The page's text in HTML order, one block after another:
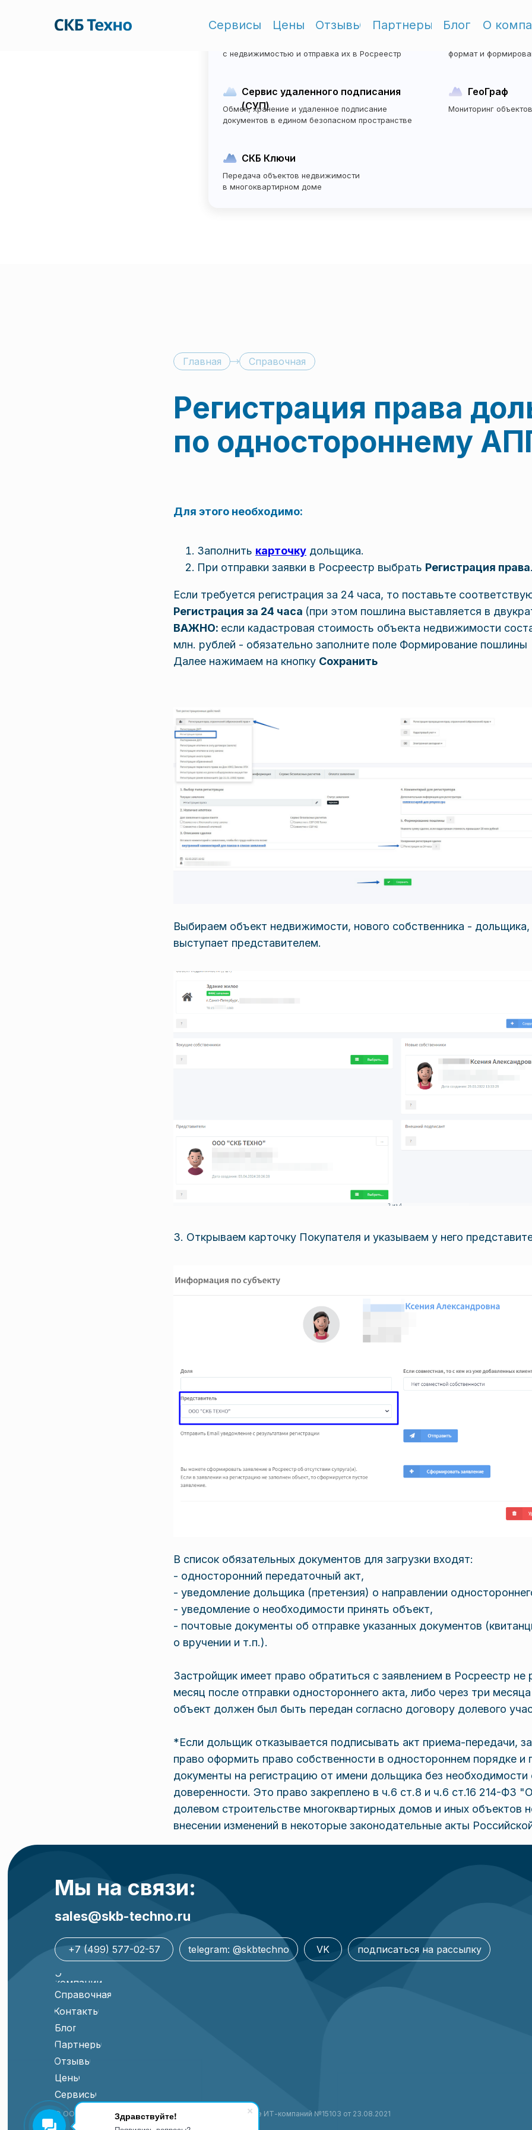
Здравствуйте!
Цены Отзывы Блог
Партнеры О
СервисыЭлектронная регистрация
с недвижимостью и отправка их в Росреестр
Перейти в ЛК
Сервис удаленного подписания
(СУП)
Обмен, хранение и удаленное подписание
документов в едином безопасном пространстве
СКБ Ключи
Передача объектов недвижимости
в многоквартирном доме
формат и
ГеоГраф
Мониторинг
Главная Справочная
Регистрация права
по одностороннему
Для этого необходимо:
Заполнить карточку дольщика.
При отправки заявки в Росреестр выбрать Регистрация права
Если требуется регистрация за 24 часа, то поставьте
Регистрация за 24 часа (при этом пошлина выставляется в
ВАЖНО: если кадастровая стоимость объекта недвижимости
млн. рублей - обязательно заполните поле Формирование пошлины
Далее нажимаем на кнопку Сохранить
Выбираем объект недвижимости, нового собственника -
выступает представителем.
3. Открываем карточку Покупателя и указываем у него
В список обязательных документов для загрузки входят:
- односторонний передаточный акт,
- уведомление дольщика (претензия) о направлении
- уведомление о необходимости принять объект,
- почтовые документы об отправке указанных документов
о вручении и т.п.).
Застройщик имеет право обратиться с заявлением в Росреестр не
месяц после отправки одностороннего акта, либо через три
объект должен был быть передан согласно договору долевого
*Если дольщик отказывается подписывать акт приема-передачи,
право оформить право собственности в одностороннем порядке и
документы на регистрацию от имени дольщика без
доверенности. Это право закреплено в ч.6 ст.8 и ч.6 ст.16 214-ФЗ
долевом строительстве многоквартирных домов и иных объектов
внесении изменений в некоторые законодательные акты
+7 (499) 577-02-57
sales@skb-techno.ru
Мы на связи:
telegram: @skbtechno VK
© ООО «СКБ Техно» 2017–2026 Аккредитация в реестре ИТ-компаний №15103 от 23.08.2021
подписаться на рассылку
Сервисы
Цены
Отзывы
Партнеры
Блог
Контакты
Справочная
О
компании